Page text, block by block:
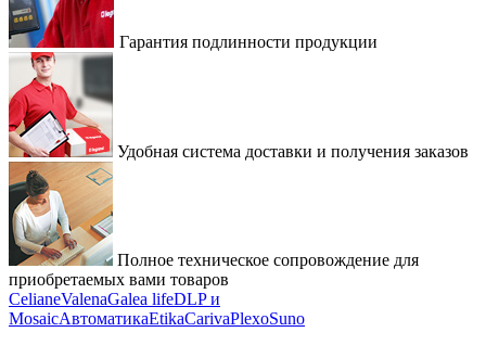
Гарантия подлинности продукции
Удобная система доставки и получения заказов
Полное техническое сопровождение для
приобретаемых вами товаров
CelianeValenaGalea lifeDLP и
MosaicАвтоматикаEtikaCarivaPlexoSuno